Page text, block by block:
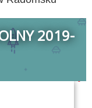
2019-